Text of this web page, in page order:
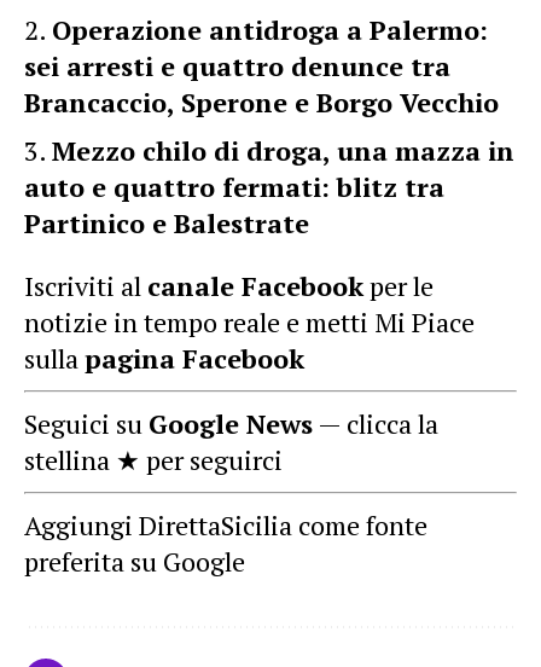
Operazione antidroga a Palermo:
sei arresti e quattro denunce tra
Brancaccio, Sperone e Borgo Vecchio
Mezzo chilo di droga, una mazza in
auto e quattro fermati: blitz tra
Partinico e Balestrate
Iscriviti al canale Facebookper le
notizie in tempo reale e metti Mi Piace
sullapagina Facebook
Seguici su Google News — clicca la
stellina ★ per seguirci
Aggiungi DirettaSicilia come fonte
preferita su Google